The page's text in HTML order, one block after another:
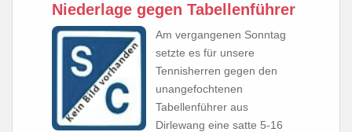
Niederlage gegen Tabellenführer
Am vergangenen Sonntag
setzte es für unsere
Tennisherren gegen den
unangefochtenen
Tabellenführer aus
Dirlewang eine satte 5-16